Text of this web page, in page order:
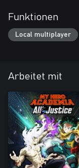
Funktionen
Local multiplayer
Arbeitet mit